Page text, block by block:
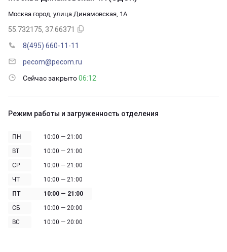
Москва город, улица Динамовская, 1А
55.732175, 37.66371
8(495) 660-11-11
pecom@pecom.ru
Сейчас закрыто06:12
Режим работы и загруженность отделения
ПН
10:00 — 21:00
ВТ
10:00 — 21:00
СР
10:00 — 21:00
ЧТ
10:00 — 21:00
ПТ
10:00 — 21:00
СБ
10:00 — 20:00
ВС
10:00 — 20:00